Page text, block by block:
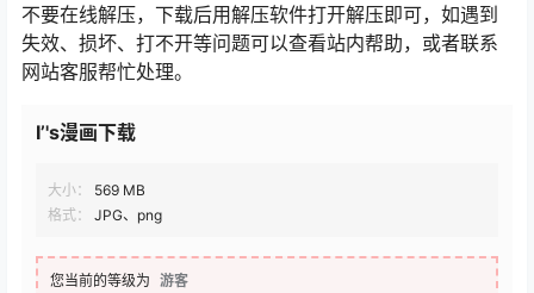
不要在线解压，下载后用解压软件打开解压即可，如遇到
失效、损坏、打不开等问题可以查看站内帮助，或者联系
网站客服帮忙处理。
I’'s漫画下载
大小：
569 MB
格式：
JPG、png
您当前的等级为 游客